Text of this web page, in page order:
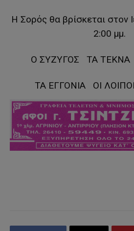
Η Σορός θα βρίσκεται
2:00 μμ.
Ο ΣΥΖΥΓΟΣ ΤΑ ΤΕΚΝΑ
ΤΑ ΕΓΓΟΝΙΑ ΟΙ